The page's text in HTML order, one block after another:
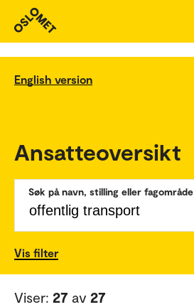
English version
Ansatteoversikt
Søk på navn, stilling eller fagområde
Vis filter
Viser: 27 av 27